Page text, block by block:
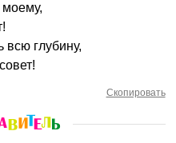
всю глубину,
Скопировать